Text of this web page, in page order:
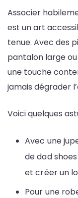
Associer
est un art
tenue. Avec des
pantalon large
une touche
jamais dégrader
Voici quelques
Avec une
de dad
et créer un
Pour une